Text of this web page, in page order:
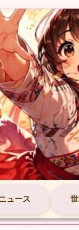
ュース